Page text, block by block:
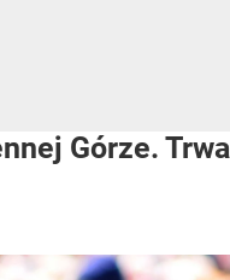
Górze. Trwa